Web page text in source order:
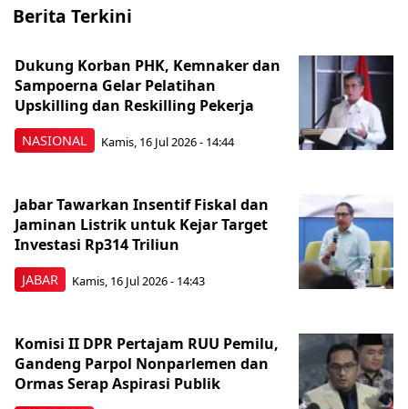
Berita Terkini
NASIONAL
Dukung Korban PHK, Kemnaker dan
Sampoerna Gelar Pelatihan
Upskilling dan Reskilling Pekerja
Kamis, 16 Jul 2026 - 14:44
JABAR
Jabar Tawarkan Insentif Fiskal dan
Jaminan Listrik untuk Kejar Target
Investasi Rp314 Triliun
Kamis, 16 Jul 2026 - 14:43
Komisi II DPR Pertajam RUU Pemilu,
Gandeng Parpol Nonparlemen dan
Ormas Serap Aspirasi Publik